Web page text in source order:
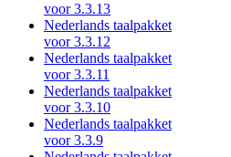
voor 3.3.13
Nederlands taalpakket
voor 3.3.12
Nederlands taalpakket
voor 3.3.11
Nederlands taalpakket
voor 3.3.10
Nederlands taalpakket
voor 3.3.9